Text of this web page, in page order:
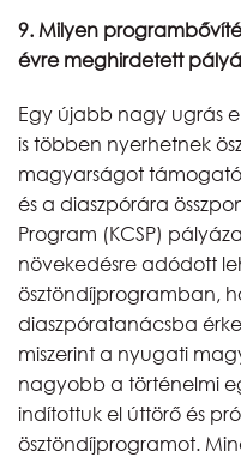
9. Milyen
évre meghirdetett
Egy újabb nagy ugrás
is többen nyerhetnek
magyarságot támogató
és a diaszpórára
Program (KCSP)
növekedésre adódott
ösztöndíjprogramban,
diaszpóratanácsba
miszerint a nyugati
nagyobb a történelmi
indítottuk el úttörő és
ösztöndíjprogramot.